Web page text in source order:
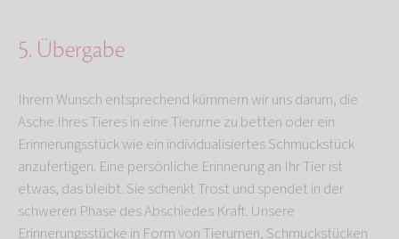
5. Übergabe
Ihrem Wunsch entsprechend kümmern wir uns darum, die
Asche Ihres Tieres in eine Tierurne zu betten oder ein
Erinnerungsstück wie ein individualisiertes Schmuckstück
anzufertigen. Eine persönliche Erinnerung an Ihr Tier ist
etwas, das bleibt. Sie schenkt Trost und spendet in der
schweren Phase des Abschiedes Kraft. Unsere
Erinnerungsstücke in Form von Tierurnen, Schmuckstücken